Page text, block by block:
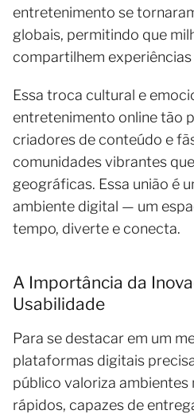
entretenimento se
globais, permitindo que
compartilhem
Essa troca cultural e
entretenimento online tão
criadores de conteúdo e
comunidades vibrantes
geográficas. Essa união é
ambiente digital — um
tempo, diverte e conecta.
A Importância da
Usabilidade
Para se destacar em um
plataformas digitais
público valoriza
rápidos, capazes de